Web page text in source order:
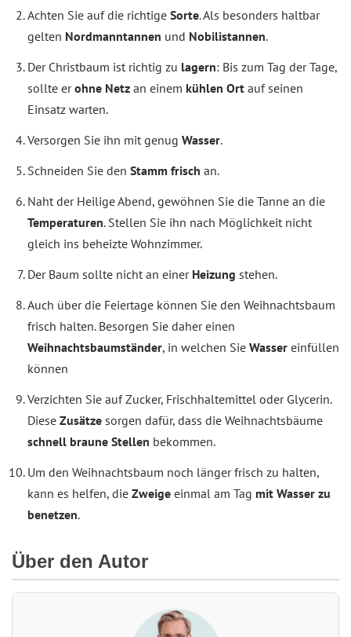
Achten Sie auf die richtige Sorte. Als besonders haltbar
gelten Nordmanntannen und Nobilistannen.
Der Christbaum ist richtig zu lagern: Bis zum Tag der Tage,
sollte erohne Netz an einem kühlen Ort auf seinen
Einsatz warten.
Versorgen Sie ihn mit genug Wasser.
Schneiden Sie den Stamm frisch an.
Naht der Heilige Abend, gewöhnen Sie die Tanne an die
Temperaturen. Stellen Sie ihn nach Möglichkeit nicht
gleich ins beheizte Wohnzimmer.
Der Baum sollte nicht an einer Heizung stehen.
Auch über die Feiertage können Sie den Weihnachtsbaum
frisch halten. Besorgen Sie daher einen
Weihnachtsbaumständer, in welchen Sie Wasser einfüllen
können
Verzichten Sie auf Zucker, Frischhaltemittel oder Glycerin.
Diese Zusätze sorgen dafür, dass die Weihnachtsbäume
schnell braune Stellen bekommen.
Um den Weihnachtsbaum noch länger frisch zu halten,
kann es helfen, die Zweige einmal am Tag mit Wasser zu
benetzen.
Über den Autor